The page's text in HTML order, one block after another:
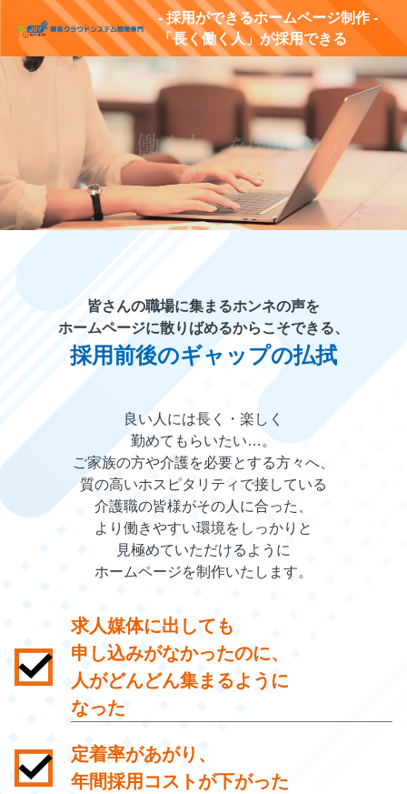
- 採用ができるホームページ制作 -
「長く働く人」が採用できる
皆さんの職場に集まるホンネの声を
ホームページに散りばめるからこそできる、
採用前後のギャップの払拭
良い人には長く・楽しく
勤めてもらいたい…。
ご家族の方や介護を必要とする方々へ、
質の高いホスピタリティで接している
介護職の皆様がその人に合った、
より働きやすい環境をしっかりと
見極めていただけるように
ホームページを制作いたします。
求人媒体に出しても
申し込みがなかったのに、
人がどんどん集まるように
なった
定着率があがり、
年間採用コストが下がった